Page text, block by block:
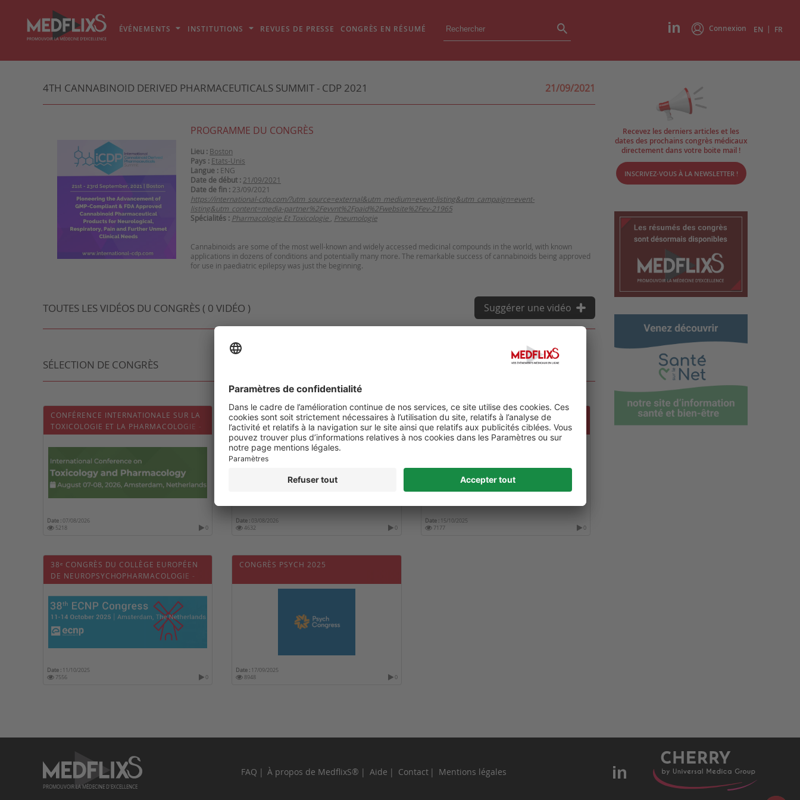
Connexion EN | FR
ÉVÉNEMENTS INSTITUTIONS REVUES DE PRESSE CONGRÈS EN RÉSUMÉ
4TH CANNABINOID DERIVED PHARMACEUTICALS SUMMIT - CDP 2021 21/09/2021
PROGRAMME DU CONGRÈS
Lieu : Boston
Pays : Etats-Unis
Langue : ENG
Date de début : 21/09/2021
Date de fin : 23/09/2021
https://international-cdp.com/?utm_source=external&utm_medium=event-listing&utm_campaign=event-
listing&utm_content=media-partner%2Fevvnt%2Fpaid%2Fwebsite%2Fev-21965
Spécialités : Pharmacologie Et Toxicologie Pneumologie
Cannabinoids are some of the most well-known and widely accessed medicinal compounds in the world, with known
applications in dozens of conditions and potentially many more. The remarkable success of cannabinoids being approved
TOUTES LES VIDÉOS DU CONGRÈS ( 0 VIDÉO ) Suggérer une vidéo
SÉLECTION DE CONGRÈS
CONFÉRENCE INTERNATIONALE SUR LA
TOXICOLOGIE ET LA PHARMACOLOGIE -
ICTP 2026
Date :07/08/2026
5218
0
22ND GLOBAL SUMMIT ON NURSING
EDUCATION AND HEALTHCARE
Date :03/08/2026
4632
0
PAK PHARMA & HEALTH CARE EXPO -
ISLAMABAD 2025
Date :15/10/2025
7177
0
38ᵉ CONGRÈS DU COLLÈGE EUROPÉEN
DE NEUROPSYCHOPHARMACOLOGIE -
ECNP 2025
Date : 11/10/2025
7556
0
CONGRÈS PSYCH 2025
Date : 17/09/2025
8948
0
Recevez les derniers articles et les
dates des prochains congrès médicaux
directement dans votre boite mail !
INSCRIVEZ-VOUS À LA NEWSLETTER !
PROMOUVOIR LA MÉDECINE D'EXCELLENCE
FAQ À propos de MedflixS® Aide Contact Mentions légales